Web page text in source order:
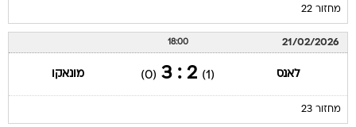
מחזור 22
21/02/2026
18:00
לאנס (1)
2 : 3
(0) מונאקו
מחזור 23